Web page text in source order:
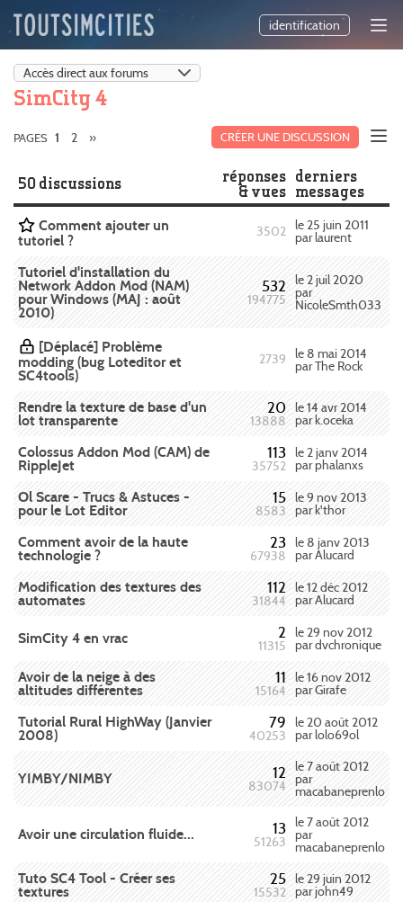
identification
SimCity 4
CRÉER UNE DISCUSSION
PAGES 1 2 »
50 discussions
réponses
& vues
derniers
messages
Comment ajouter un
tutoriel ?
3502 le 25 juin 2011
par laurent
Tutoriel d'installation du
Network Addon Mod (NAM)
pour Windows (MAJ : août
2010)
532
194775
le 2 juil 2020
par
NicoleSmth033
[Déplacé] Problème
modding (bug Loteditor et
SC4tools)
2739 le 8 mai 2014
par The Rock
Rendre la texture de base d'un
lot transparente
20
13888
le 14 avr 2014
par k.oceka
Colossus Addon Mod (CAM) de
RippleJet
113
35752
le 2 janv 2014
par phalanxs
Ol Scare - Trucs & Astuces -
pour le Lot Editor
15
8583
le 9 nov 2013
par k'thor
Comment avoir de la haute
technologie ?
23
67938
le 8 janv 2013
par Alucard
Modification des textures des
automates
112
31844
le 12 déc 2012
par Alucard
SimCity 4 en vrac 2
11315
le 29 nov 2012
par dvchronique
Avoir de la neige à des
altitudes différentes
11
15164
le 16 nov 2012
par Girafe
Tutorial Rural HighWay (Janvier
2008)
79
40253
le 20 août 2012
par lolo69ol
YIMBY/NIMBY 12
83074
le 7 août 2012
par
macabaneprenlo
Avoir une circulation fluide... 13
51263
le 7 août 2012
par
macabaneprenlo
Tuto SC4 Tool - Créer ses
textures
25
15532
le 29 juin 2012
par john49